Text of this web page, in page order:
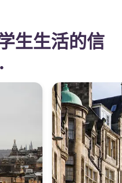
生生活的信